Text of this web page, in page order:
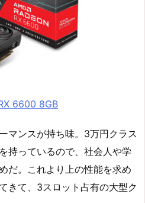
6600 8GB
マンスが持ち味。3万円クラス
持っているので、社会人や学
だ。これより上の性能を求め
きて、3スロット占有の大型ク